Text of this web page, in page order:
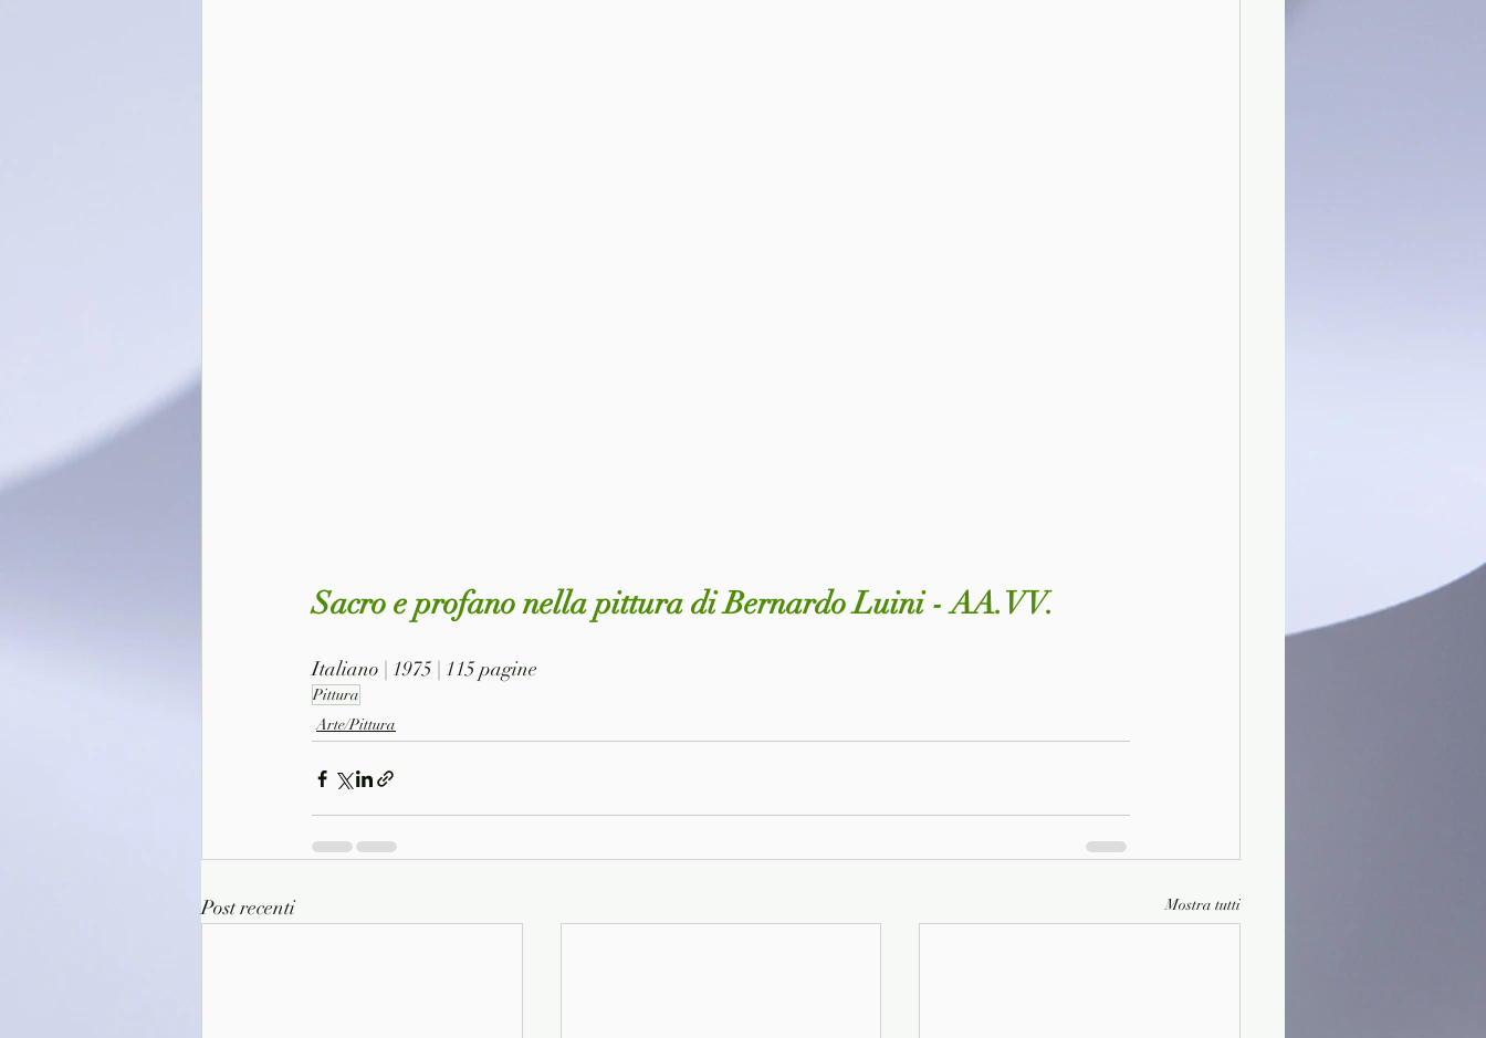
Sacro e profano nella pittura di Bernardo Luini - AA.VV.
Italiano | 1975 | 115 pagine
Pittura
Arte/Pittura
Post recenti Mostra tutti